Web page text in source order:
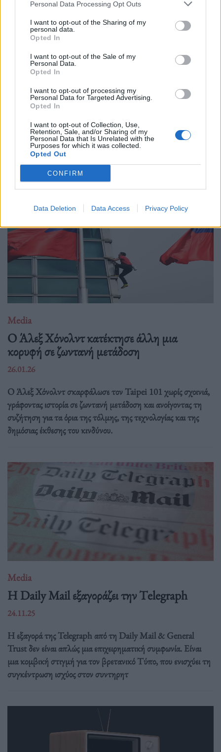
Personal Data Processing Opt Outs
I want to opt-out of the Sharing of my
personal data.
Opted In
I want to opt-out of the Sale of my
Personal Data.
Opted In
I want to opt-out of processing my
Personal Data for Targeted Advertising.
Opted In
I want to opt-out of Collection, Use,
Retention, Sale, and/or Sharing of my
Personal Data that Is Unrelated with the
Purposes for which it was collected.
Opted Out
CONFIRM
Data Deletion Data Access Privacy Policy
Media
Είναι το Truth Social το πιο ακριβό meme
της εποχής μας;
20.03.26
Η πλατφόρμα του Tραμπ καίει εκατομμύρια, οι μετοχές
καταρρέουν και κάπου ανάμεσα σε Bitcoin και πυρηνική
σύντηξη, η «αλήθεια» μοιάζει όλο και πιο ακριβό αστείο.
Media
O Άλεξ Χόνολντ κατέκτησε άλλη μια
κορυφή σε ζωντανή μετάδοση
26.01.26
Ο Άλεξ Χόνολντ σκαρφάλωσε τον Taipei 101 χωρίς σχοινιά,
γράφοντας ιστορία σε ζωντανή μετάδοση και ανοίγοντας τη
συζήτηση για τα όρια της τόλμης, της τεχνολογίας και της
δημόσιας έκθεσης του κινδύνου.
Media
H Daily Mail εξαγοράζει την Τelegraph
24.11.25
Η εξαγορά της Telegraph από τη Daily Mail & General
Trust δεν είναι απλώς μια επιχειρηματική συμφωνία. Είναι
μια κομβική στιγμή για τον βρετανικό Τύπο, που ενισχύει τη
συγκέντρωση ισχύος στον συντηρητ